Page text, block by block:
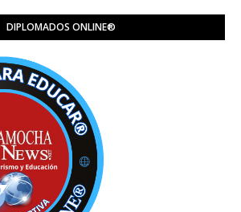
DIPLOMADOS ONLINE®️